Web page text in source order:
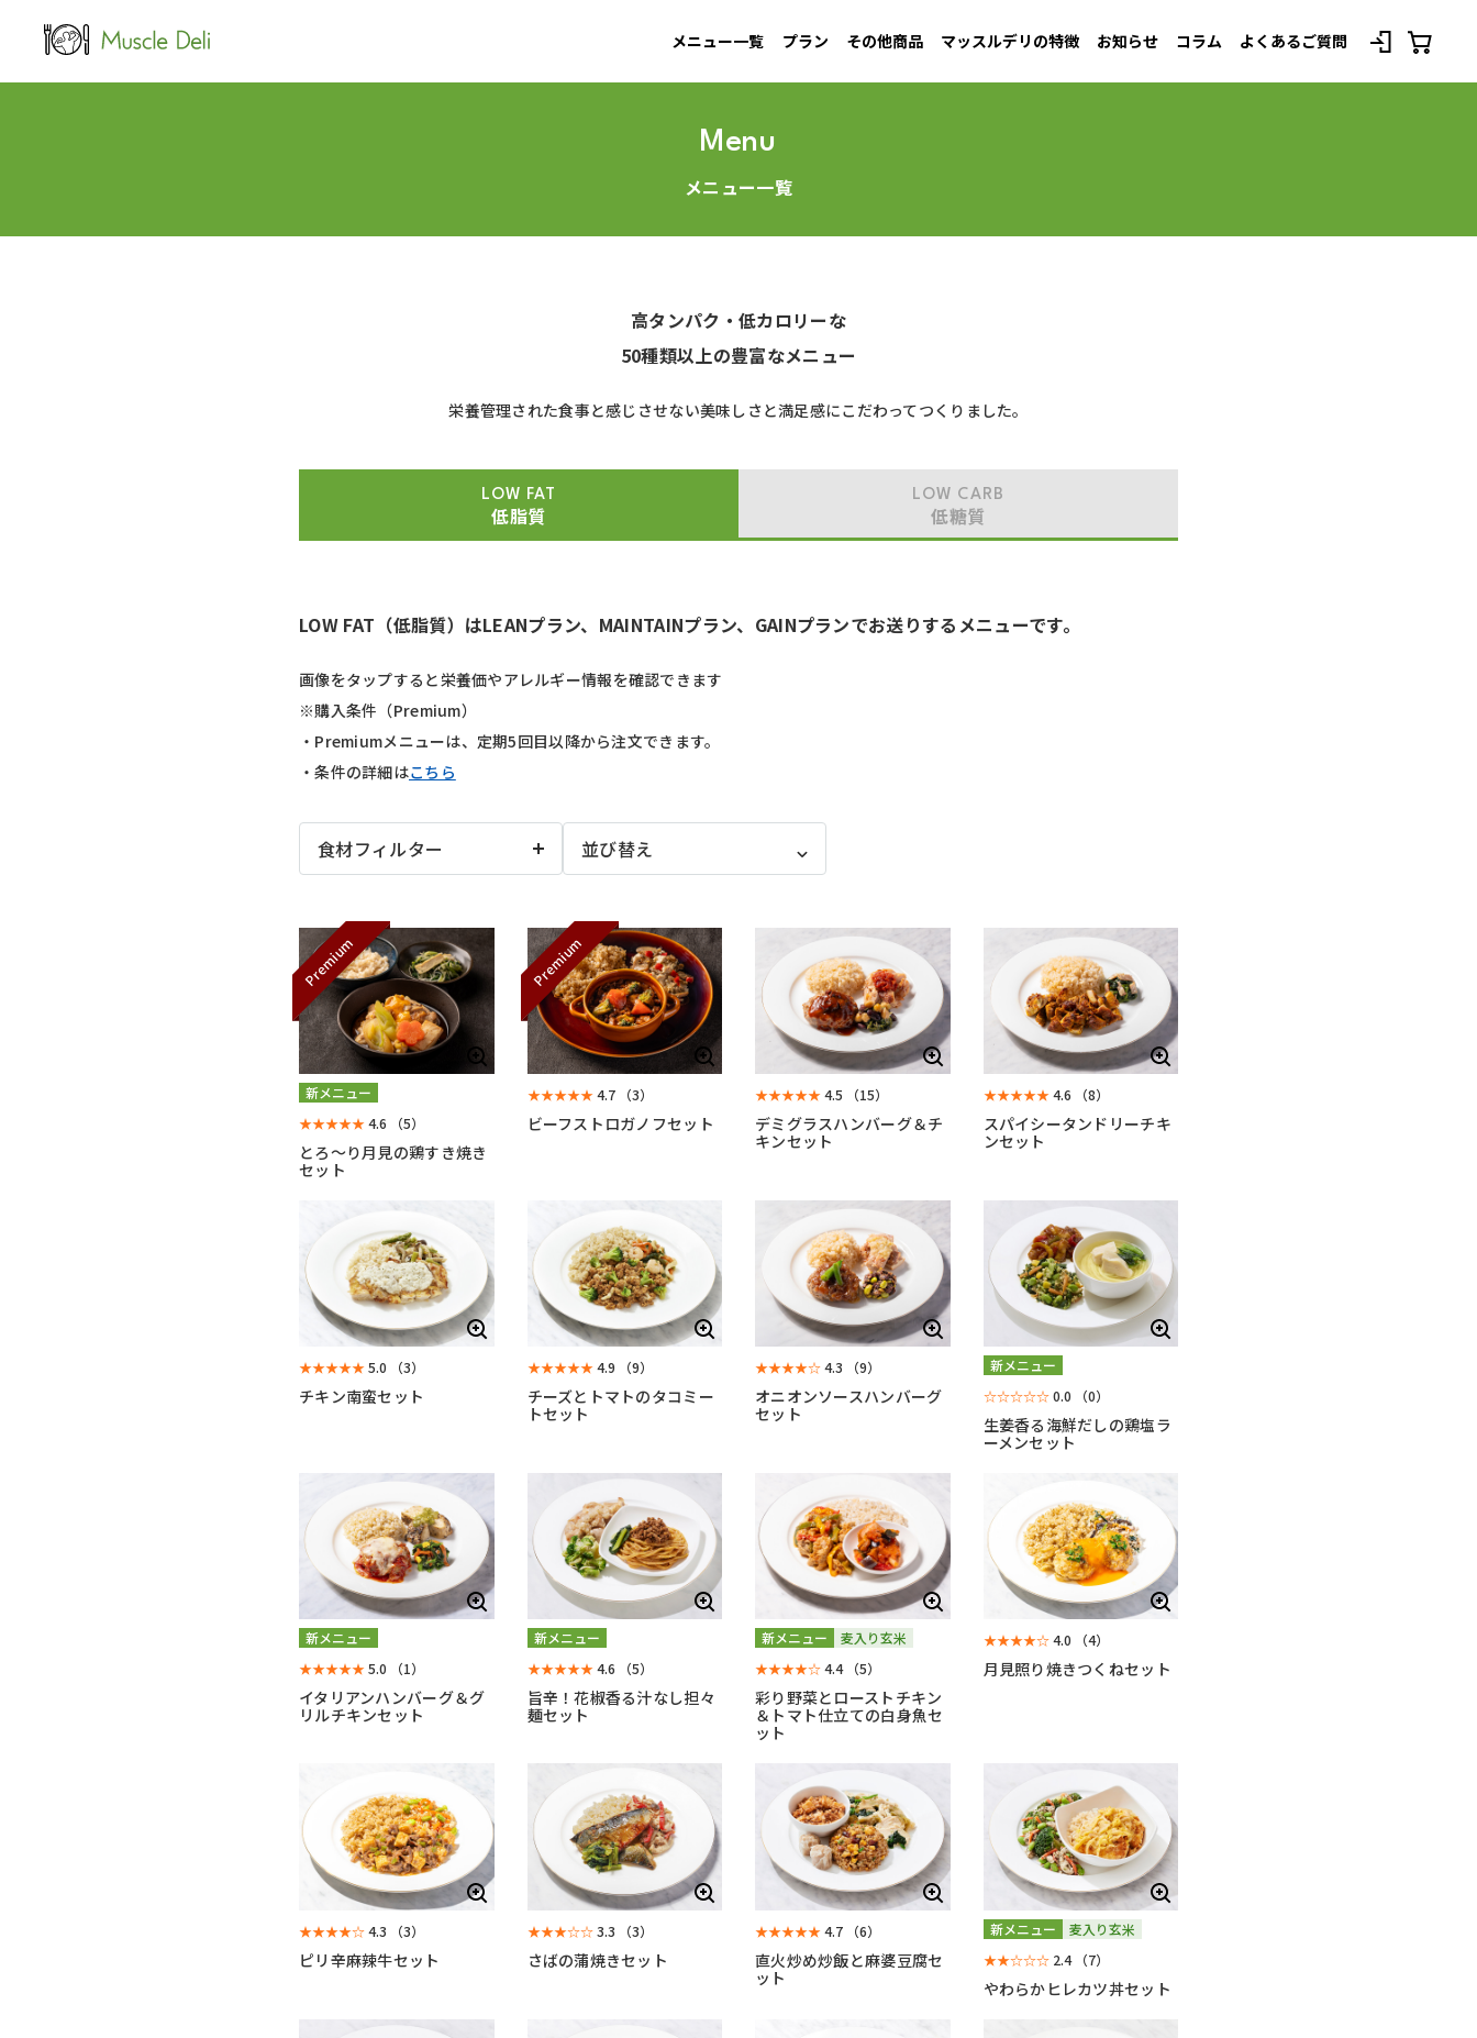
メニュー一覧 プラン その他商品 マッスルデリの特徴 お知らせ
新商品
コラム よくあるご質問
Menu
メニュー一覧
高タンパク・低カロリーな
50種類以上の豊富なメニュー
栄養管理された食事と感じさせない美味しさと満足感にこだわってつくりました。
LOW FAT
低脂質
LOW CARB
低糖質
LOW FAT（低脂質）はLEANプラン、MAINTAINプラン、GAINプランでお送りするメニューです。
画像をタップすると栄養価やアレルギー情報を確認できます
※購入条件（Premium）
・Premiumメニューは、定期5回目以降から注文できます。
・条件の詳細はこちら
食材フィルター
Premium
新メニュー
★★★★★4.6 （5）
とろ～り月見の鶏すき焼き
セット
Premium
★★★★★4.7 （3）
ビーフストロガノフセット
★★★★★4.5 （15）
デミグラスハンバーグ＆チ
キンセット
★★★★★4.6 （8）
スパイシータンドリーチキ
ンセット
★★★★★5.0 （3）
チキン南蛮セット
★★★★★4.9 （9）
チーズとトマトのタコミー
トセット
★★★★☆4.3 （9）
オニオンソースハンバーグ
セット
新メニュー
☆☆☆☆☆0.0 （0）
生姜香る海鮮だしの鶏塩ラ
ーメンセット
新メニュー
★★★★★5.0 （1）
イタリアンハンバーグ＆グ
リルチキンセット
新メニュー
★★★★★4.6 （5）
旨辛！花椒香る汁なし担々
麺セット
新メニュー
麦入り玄米
★★★★☆4.4 （5）
彩り野菜とローストチキン
＆トマト仕立ての白身魚セ
ット
★★★★☆4.0 （4）
月見照り焼きつくねセット
★★★★☆4.3 （3）
ピリ辛麻辣牛セット
★★★☆☆3.3 （3）
さばの蒲焼きセット
★★★★★4.7 （6）
直火炒め炒飯と麻婆豆腐セ
ット
新メニュー
麦入り玄米
★★☆☆☆ 2.4 （7）
やわらかヒレカツ丼セット